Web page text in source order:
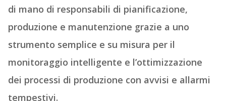
di mano di responsabili di pianificazione,
produzione e manutenzione grazie a uno
strumento semplice e su misura per il
monitoraggio intelligente e l’ottimizzazione
dei processi di produzione con avvisi e allarmi
tempestivi.